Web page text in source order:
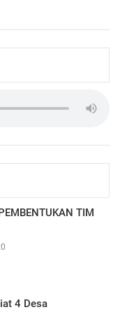
TIM
4 Desa